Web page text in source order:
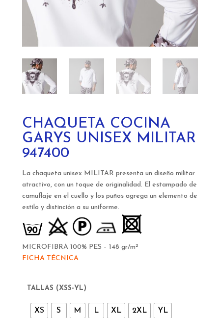
CHAQUETA COCINA
GARYS UNISEX MILITAR
947400
La chaqueta unisex MILITAR presenta un diseño militar
atractivo, con un toque de originalidad. El estampado de
camuflaje en el cuello y los puños agrega un elemento de
estilo y distinción a su uniforme.
MICROFIBRA 100% PES – 148 gr/m²
FICHA TÉCNICA
TALLAS (XSS-YL)
XS S M L XL 2XL YL